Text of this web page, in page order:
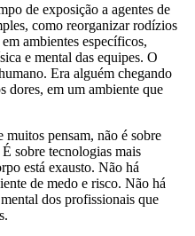
de exposição a agentes de
como reorganizar rodízios
ambientes específicos,
e mental das equipes. O
Era alguém chegando
dores, em um ambiente que
pensam, não é sobre
sobre tecnologias mais
está exausto. Não há
de medo e risco. Não há
dos profissionais que